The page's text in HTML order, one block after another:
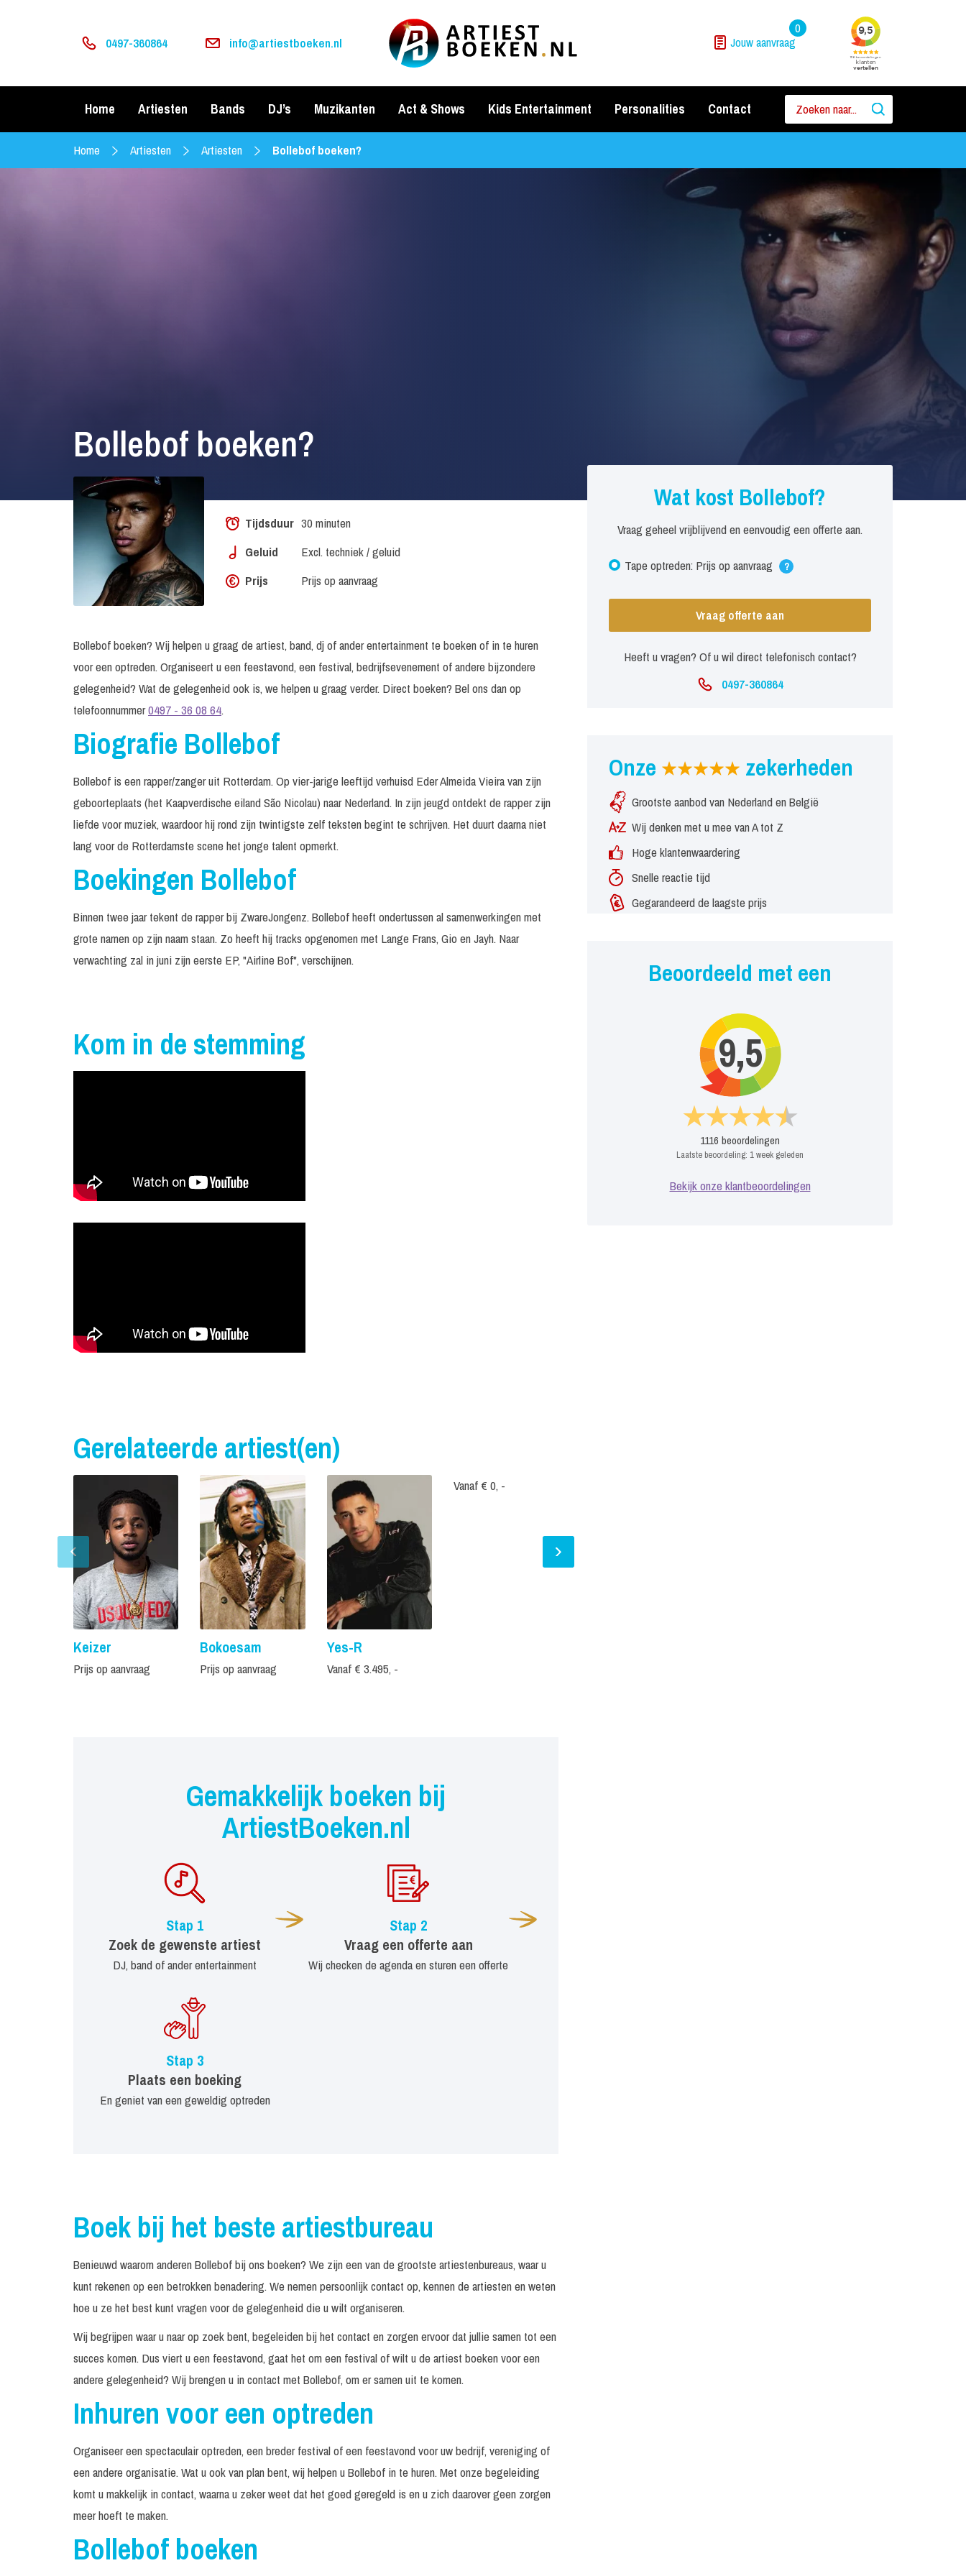
0497-360864 info@artiestboeken.nl Jouw aanvraag
0
Home Artiesten Bands DJ’s Muzikanten Act & Shows Kids Entertainment Personalities Contact
Home Artiesten Artiesten Bollebof boeken?
Bollebof boeken?
Tijdsduur 30 minuten
Geluid
Excl. techniek / geluid
Prijs
Prijs op aanvraag
Bollebof boeken? Wij helpen u graag de artiest, band, dj of ander entertainment te boeken of in te huren
voor een optreden. Organiseert u een feestavond, een festival, bedrijfsevenement of andere bijzondere
gelegenheid? Wat de gelegenheid ook is, we helpen u graag verder. Direct boeken? Bel ons dan op
telefoonnummer0497 - 36 08 64.
Biografie Bollebof
Bollebof is een rapper/zanger uit Rotterdam. Op vier-jarige leeftijd verhuisd Eder Almeida Vieira van zijn
geboorteplaats (het Kaapverdische eiland São Nicolau) naar Nederland. In zijn jeugd ontdekt de rapper zijn
liefde voor muziek, waardoor hij rond zijn twintigste zelf teksten begint te schrijven. Het duurt daarna niet
lang voor de Rotterdamste scene het jonge talent opmerkt.
Boekingen Bollebof
Binnen twee jaar tekent de rapper bij ZwareJongenz. Bollebof heeft ondertussen al samenwerkingen met
grote namen op zijn naam staan. Zo heeft hij tracks opgenomen met Lange Frans, Gio en Jayh. Naar
verwachting zal in juni zijn eerste EP, "Airline Bof", verschijnen.
Kom in de stemming
Wat kost Bollebof?
Vraag geheel vrijblijvend en eenvoudig een offerte aan.
Tape optreden: Prijs op aanvraag ?
Vraag offerte aan
Heeft u vragen? Of u wil direct telefonisch contact?
0497-360864
Onze zekerheden
Grootste aanbod van Nederland en België
Wij denken met u mee van A tot Z
Hoge klantenwaardering
Snelle reactie tijd
Gegarandeerd de laagste prijs
Beoordeeld met een
9,5
1116 beoordelingen
Laatste beoordeling: 1 week geleden
Bekijk onze klantbeoordelingen
Gerelateerde artiest(en)
Keizer
Prijs op aanvraag
Bokoesam
Prijs op aanvraag
Yes-R
Vanaf € 3.495, -
Vanaf € 0, -
Gemakkelijk boeken bij
ArtiestBoeken.nl
Stap 1
Zoek de gewenste artiest
DJ, band of ander entertainment
Stap 2
Vraag een offerte aan
Wij checken de agenda en sturen een offerte
Stap 3
Plaats een boeking
En geniet van een geweldig optreden
Boek bij het beste artiestbureau
Benieuwd waarom anderen Bollebof bij ons boeken? We zijn een van de grootste artiestenbureaus, waar u
kunt rekenen op een betrokken benadering. We nemen persoonlijk contact op, kennen de artiesten en weten
hoe u ze het best kunt vragen voor de gelegenheid die u wilt organiseren.
Wij begrijpen waar u naar op zoek bent, begeleiden bij het contact en zorgen ervoor dat jullie samen tot een
succes komen. Dus viert u een feestavond, gaat het om een festival of wilt u de artiest boeken voor een
andere gelegenheid? Wij brengen u in contact met Bollebof, om er samen uit te komen.
Inhuren voor een optreden
Organiseer een spectaculair optreden, een breder festival of een feestavond voor uw bedrijf, vereniging of
een andere organisatie. Wat u ook van plan bent, wij helpen u Bollebof in te huren. Met onze begeleiding
komt u makkelijk in contact, waarna u zeker weet dat het goed geregeld is en u zich daarover geen zorgen
meer hoeft te maken.
Bollebof boeken